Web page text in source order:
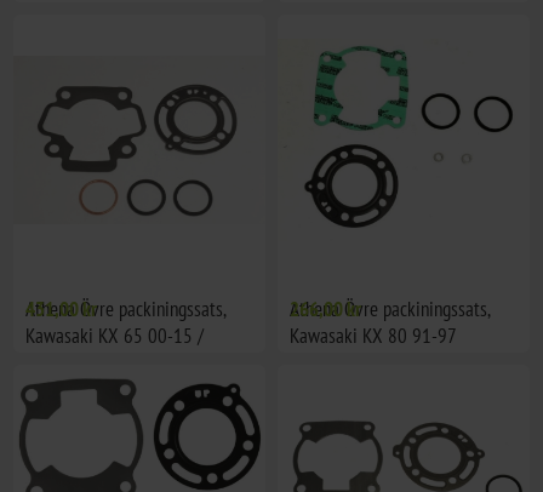
Athena Övre packiningssats,
Kawasaki KX 65 00-15 /
431,00 kr
Athena Övre packiningssats,
Kawasaki KX 80 91-97
266,00 kr